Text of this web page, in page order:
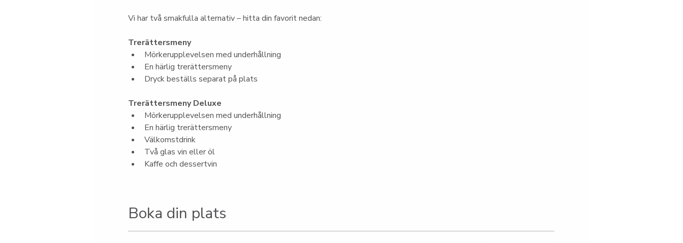
Vi har två smakfulla alternativ – hitta din favorit nedan:
Trerättersmeny
Mörkerupplevelsen med underhållning
En härlig trerättersmeny
Dryck beställs separat på plats
Trerättersmeny Deluxe
Mörkerupplevelsen med underhållning
En härlig trerättersmeny
Välkomstdrink
Två glas vin eller öl
Kaffe och dessertvin
Boka din plats